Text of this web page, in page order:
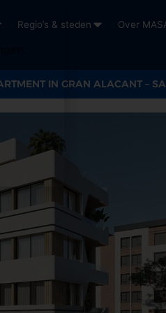
Regio’s & steden Over
IN GRAN ALACANT –